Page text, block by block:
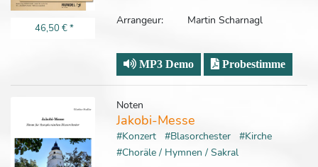
46,50 €*
Arrangeur:
Martin Scharnagl
MP3 Demo Probestimme
Noten
Jakobi-Messe
#Konzert #Blasorchester
#Kirche
#Choräle / Hymnen / Sakral